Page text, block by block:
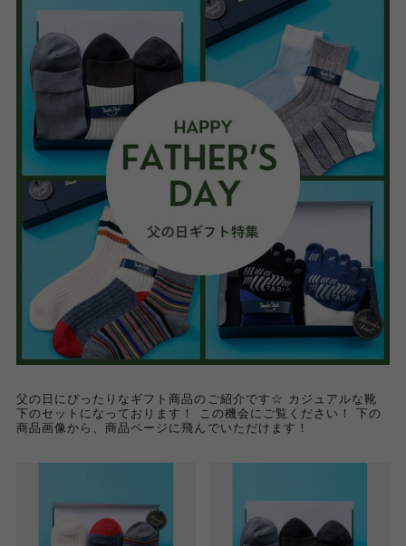
父の日にぴったりなギフト商品のご紹介です☆ カジュアルな靴
下のセットになっております！ この機会にご覧ください！ 下の
商品画像から、商品ページに飛んでいただけます！